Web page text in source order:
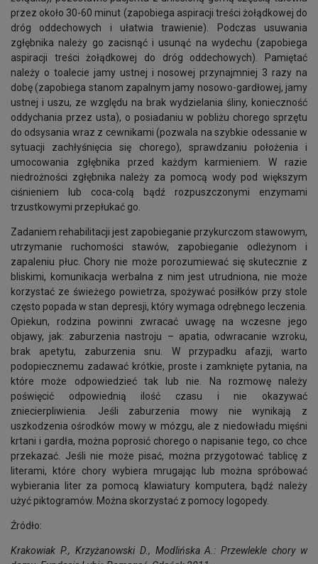
przez około 30-60 minut (zapobiega aspiracji treści żołądkowej do
dróg oddechowych i ułatwia trawienie). Podczas usuwania
zgłębnika należy go zacisnąć i usunąć na wydechu (zapobiega
aspiracji treści żołądkowej do dróg oddechowych). Pamiętać
należy o toalecie jamy ustnej i nosowej przynajmniej 3 razy na
dobę (zapobiega stanom zapalnym jamy nosowo-gardłowej, jamy
ustnej i uszu, ze względu na brak wydzielania śliny, konieczność
oddychania przez usta), o posiadaniu w pobliżu chorego sprzętu
do odsysania wraz z cewnikami (pozwala na szybkie odessanie w
sytuacji zachłyśnięcia się chorego), sprawdzaniu położenia i
umocowania zgłębnika przed każdym karmieniem. W razie
niedrożności zgłębnika należy za pomocą wody pod większym
ciśnieniem lub coca-colą bądź rozpuszczonymi enzymami
trzustkowymi przepłukać go.
Zadaniem rehabilitacji jest zapobieganie przykurczom stawowym,
utrzymanie ruchomości stawów, zapobieganie odleżynom i
zapaleniu płuc. Chory nie może porozumiewać się skutecznie z
bliskimi, komunikacja werbalna z nim jest utrudniona, nie może
korzystać ze świeżego powietrza, spożywać posiłków przy stole
często popada w stan depresji, który wymaga odrębnego leczenia.
Opiekun, rodzina powinni zwracać uwagę na wczesne jego
objawy, jak: zaburzenia nastroju – apatia, odwracanie wzroku,
brak apetytu, zaburzenia snu. W przypadku afazji, warto
podopiecznemu zadawać krótkie, proste i zamknięte pytania, na
które może odpowiedzieć tak lub nie. Na rozmowę należy
poświęcić odpowiednią ilość czasu i nie okazywać
zniecierpliwienia. Jeśli zaburzenia mowy nie wynikają z
uszkodzenia ośrodków mowy w mózgu, ale z niedowładu mięśni
krtani i gardła, można poprosić chorego o napisanie tego, co chce
przekazać. Jeśli nie może pisać, można przygotować tablicę z
literami, które chory wybiera mrugając lub można spróbować
wybierania liter za pomocą klawiatury komputera, bądź należy
użyć piktogramów. Można skorzystać z pomocy logopedy.
Źródło:
Krakowiak P., Krzyżanowski D., Modlińska A.: Przewlekle chory w